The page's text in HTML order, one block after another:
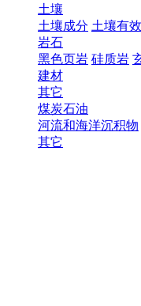
土壤
土壤成分 土壤有
岩石
黑色页岩 硅质岩
建材
其它
煤炭石油
河流和海洋沉积物
其它